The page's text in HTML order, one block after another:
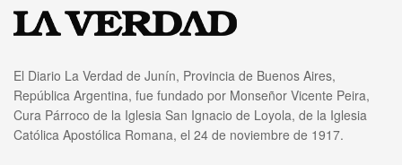
El Diario La Verdad de Junín, Provincia de Buenos Aires,
República Argentina, fue fundado por Monseñor Vicente Peira,
Cura Párroco de la Iglesia San Ignacio de Loyola, de la Iglesia
Católica Apostólica Romana, el 24 de noviembre de 1917.